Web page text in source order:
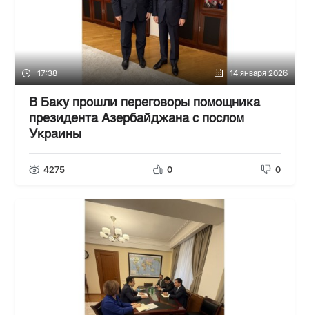
17:38 14 января 2026
В Баку прошли переговоры помощника
президента Азербайджана с послом
Украины
4275 0 0